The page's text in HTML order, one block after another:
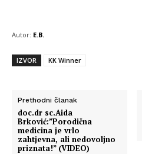
Autor: E.B.
IZVOR KK Winner
Prethodni članak
doc.dr sc.Aida
Brković:”Porodična
medicina je vrlo
zahtjevna, ali nedovoljno
priznata!” (VIDEO)